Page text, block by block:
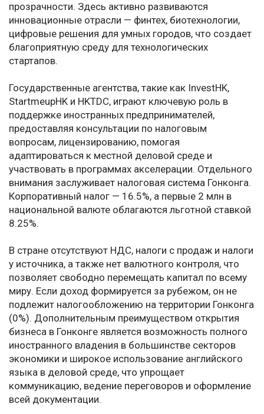
прозрачности. Здесь активно развиваются
инновационные отрасли — финтех, биотехнологии,
цифровые решения для умных городов, что создает
благоприятную среду для технологических
стартапов.
Государственные агентства, такие как InvestHK,
StartmeupHK и HKTDC, играют ключевую роль в
поддержке иностранных предпринимателей,
предоставляя консультации по налоговым
вопросам, лицензированию, помогая
адаптироваться к местной деловой среде и
участвовать в программах акселерации. Отдельного
внимания заслуживает налоговая система Гонконга.
Корпоративный налог — 16.5%, а первые 2 млн в
национальной валюте облагаются льготной ставкой
8.25%.
В стране отсутствуют НДС, налоги с продаж и налоги
у источника, а также нет валютного контроля, что
позволяет свободно перемещать капитал по всему
миру. Если доход формируется за рубежом, он не
подлежит налогообложению на территории Гонконга
(0%). Дополнительным преимуществом открытия
бизнеса в Гонконге является возможность полного
иностранного владения в большинстве секторов
экономики и широкое использование английского
языка в деловой среде, что упрощает
коммуникацию, ведение переговоров и оформление
всей документации.